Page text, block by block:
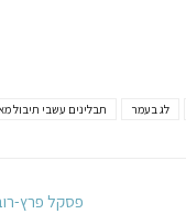
לג בעמר תבלינים עשבי תיבול
פסקל פרץ-